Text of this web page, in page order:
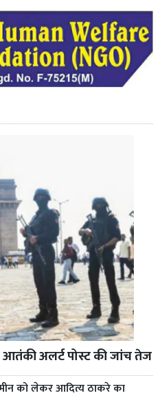
अलर्ट पोस्ट की जांच तेज
को लेकर आदित्य ठाकरे का